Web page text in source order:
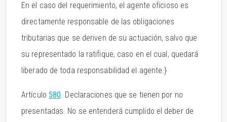
En el caso del requerimiento, el agente oficioso es
directamente responsable de las obligaciones
tributarias que se deriven de su actuación, salvo que
su representado la ratifique, caso en el cual, quedará
liberado de toda responsabilidad el agente.}
Artículo 580. Declaraciones que se tienen por no
presentadas. No se entenderá cumplido el deber de